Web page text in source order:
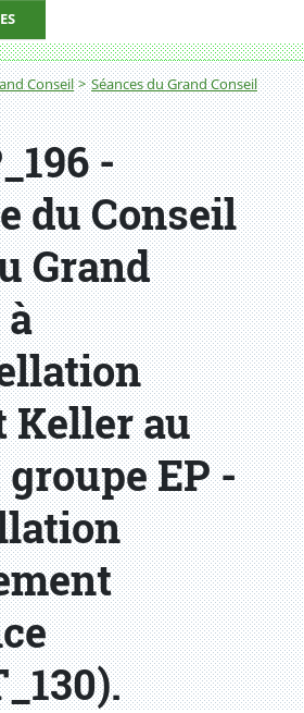
Conseil Séances du Grand Conseil
-
du Conseil
Grand
Keller au
EP -